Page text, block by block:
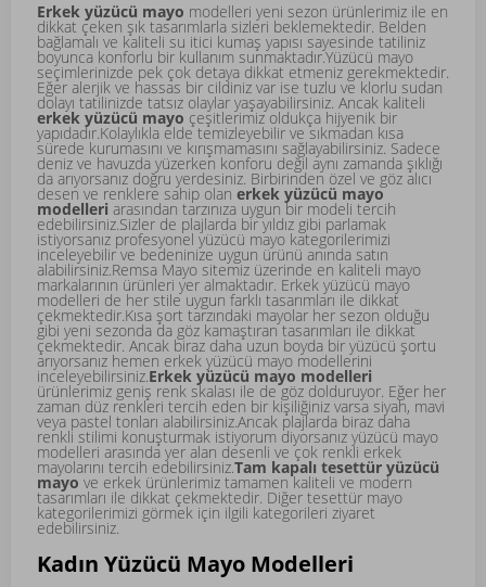
Erkek yüzücü mayo modelleri yeni sezon ürünlerimiz ile en
dikkat çeken şık tasarımlarla sizleri beklemektedir. Belden
bağlamalı ve kaliteli su itici kumaş yapısı sayesinde tatiliniz
boyunca konforlu bir kullanım sunmaktadır.Yüzücü mayo
seçimlerinizde pek çok detaya dikkat etmeniz gerekmektedir.
Eğer alerjik ve hassas bir cildiniz var ise tuzlu ve klorlu sudan
dolayı tatilinizde tatsız olaylar yaşayabilirsiniz. Ancak kaliteli
erkek yüzücü mayo çeşitlerimiz oldukça hijyenik bir
yapıdadır.Kolaylıkla elde temizleyebilir ve sıkmadan kısa
sürede kurumasını ve kırışmamasını sağlayabilirsiniz. Sadece
deniz ve havuzda yüzerken konforu değil aynı zamanda şıklığı
da arıyorsanız doğru yerdesiniz. Birbirinden özel ve göz alıcı
desen ve renklere sahip olan erkek yüzücü mayo
modelleri arasından tarzınıza uygun bir modeli tercih
edebilirsiniz.Sizler de plajlarda bir yıldız gibi parlamak
istiyorsanız profesyonel yüzücü mayo kategorilerimizi
inceleyebilir ve bedeninize uygun ürünü anında satın
alabilirsiniz.Remsa Mayo sitemiz üzerinde en kaliteli mayo
markalarının ürünleri yer almaktadır. Erkek yüzücü mayo
modelleri de her stile uygun farklı tasarımları ile dikkat
çekmektedir.Kısa şort tarzındaki mayolar her sezon olduğu
gibi yeni sezonda da göz kamaştıran tasarımları ile dikkat
çekmektedir. Ancak biraz daha uzun boyda bir yüzücü şortu
arıyorsanız hemen erkek yüzücü mayo modellerini
inceleyebilirsiniz.Erkek yüzücü mayo modelleri
ürünlerimiz geniş renk skalası ile de göz dolduruyor. Eğer her
zaman düz renkleri tercih eden bir kişiliğiniz varsa siyah, mavi
veya pastel tonları alabilirsiniz.Ancak plajlarda biraz daha
renkli stilimi konuşturmak istiyorum diyorsanız yüzücü mayo
modelleri arasında yer alan desenli ve çok renkli erkek
mayolarını tercih edebilirsiniz.Tam kapalı tesettür yüzücü
mayo ve erkek ürünlerimiz tamamen kaliteli ve modern
tasarımları ile dikkat çekmektedir. Diğer tesettür mayo
kategorilerimizi görmek için ilgili kategorileri ziyaret
edebilirsiniz.
Kadın Yüzücü Mayo Modelleri